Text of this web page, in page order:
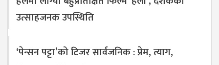
उत्साहजनक उपस्थिति
‘पेन्सन पट्टा’को टिजर सार्वजनिक : प्रेम, त्याग,